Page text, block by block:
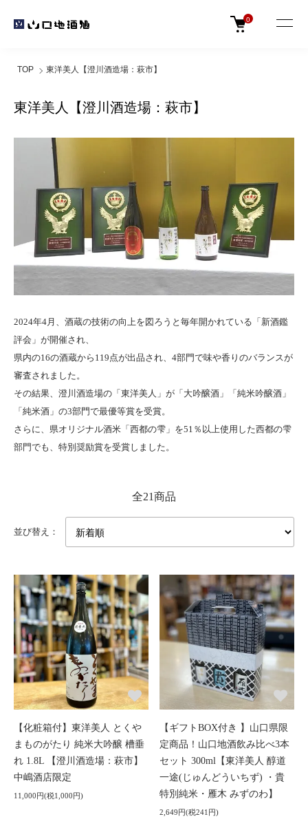
0
TOP 東洋美人【澄川酒造場：萩市】
東洋美人【澄川酒造場：萩市】
2024年4月、酒蔵の技術の向上を図ろうと毎年開かれている「新酒鑑
評会」が開催され、
県内の16の酒蔵から119点が出品され、4部門で味や香りのバランスが
審査されました。
その結果、澄川酒造場の「東洋美人」が「大吟醸酒」「純米吟醸酒」
「純米酒」の3部門で最優等賞を受賞。
さらに、県オリジナル酒米「西都の雫」を51％以上使用した西都の雫
部門でも、特別奨励賞を受賞しました。
全21商品
並び替え：
【化粧箱付】東洋美人 とくや
まものがたり 純米大吟醸 槽垂
れ 1.8L 【澄川酒造場：萩市】
中嶋酒店限定
11,000円(税1,000円)
【ギフトBOX付き 】山口県限
定商品！山口地酒飲み比べ3本
セット 300ml【東洋美人 醇道
一途(じゅんどういちず) ・貴
特別純米・雁木 みずのわ】
2,649円(税241円)